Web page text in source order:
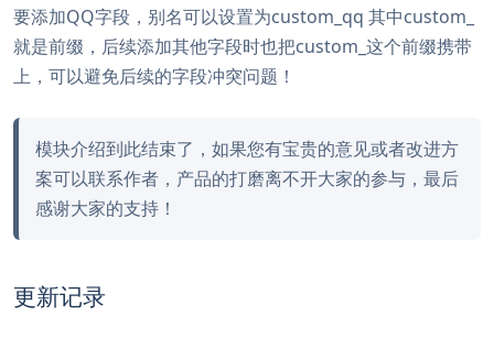
要添加QQ字段，别名可以设置为custom_qq 其中custom_
就是前缀，后续添加其他字段时也把custom_这个前缀携带
上，可以避免后续的字段冲突问题！
模块介绍到此结束了，如果您有宝贵的意见或者改进方
案可以联系作者，产品的打磨离不开大家的参与，最后
感谢大家的支持！
更新记录